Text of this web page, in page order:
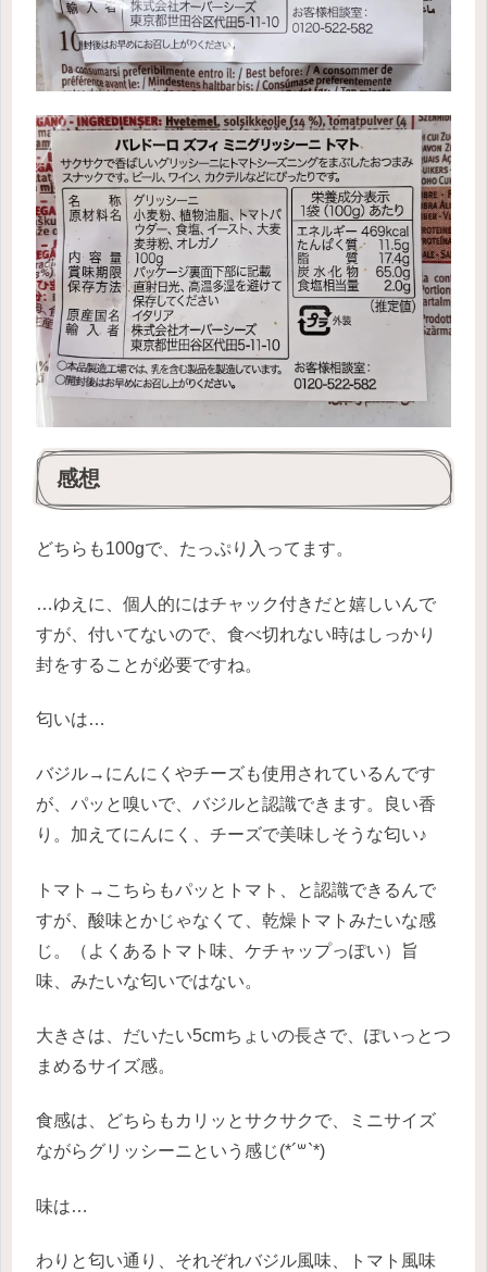
感想
どちらも100gで、たっぷり入ってます。
…ゆえに、個人的にはチャック付きだと嬉しいんで
すが、付いてないので、食べ切れない時はしっかり
封をすることが必要ですね。
匂いは…
バジル→にんにくやチーズも使用されているんです
が、パッと嗅いで、バジルと認識できます。良い香
り。加えてにんにく、チーズで美味しそうな匂い♪
トマト→こちらもパッとトマト、と認識できるんで
すが、酸味とかじゃなくて、乾燥トマトみたいな感
じ。（よくあるトマト味、ケチャップっぽい）旨
味、みたいな匂いではない。
大きさは、だいたい5cmちょいの長さで、ぽいっとつ
まめるサイズ感。
食感は、どちらもカリッとサクサクで、ミニサイズ
ながらグリッシーニという感じ(*´꒳`*)
味は…
わりと匂い通り、それぞれバジル風味、トマト風味